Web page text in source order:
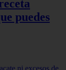
puedes